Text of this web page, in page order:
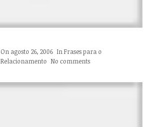
On agosto 26, 2006 InFrases para o
Relacionamento No comments